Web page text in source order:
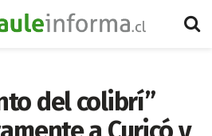
del colibrí”